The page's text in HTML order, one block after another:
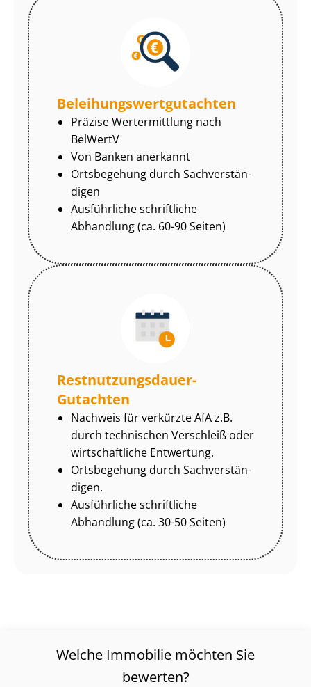
Be­lei­hungs­wert­gut­ach­ten
Präzise Wertermittlung nach
BelWertV
Von Banken anerkannt
Ortsbegehung durch Sach­ver­stän­
di­gen
Ausführliche schriftliche
Abhandlung (ca. 60-90 Seiten)
Rest­nut­zungs­dau­er-
Gutachten
Nachweis für verkürzte AfA z.B.
durch technischen Verschleiß oder
wirtschaftliche Entwertung.
Ortsbegehung durch Sach­ver­stän­
di­gen.
Ausführliche schriftliche
Abhandlung (ca. 30-50 Seiten)
Welche Immobilie möchten Sie
bewerten?